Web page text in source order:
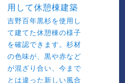
用して休憩棟建築
吉野百年黒杉を使用し
て建てた休憩棟の様子
を確認できます。杉材
の色味が、黒や赤など
が混ざり合い、今まで
とは違った新しい風合